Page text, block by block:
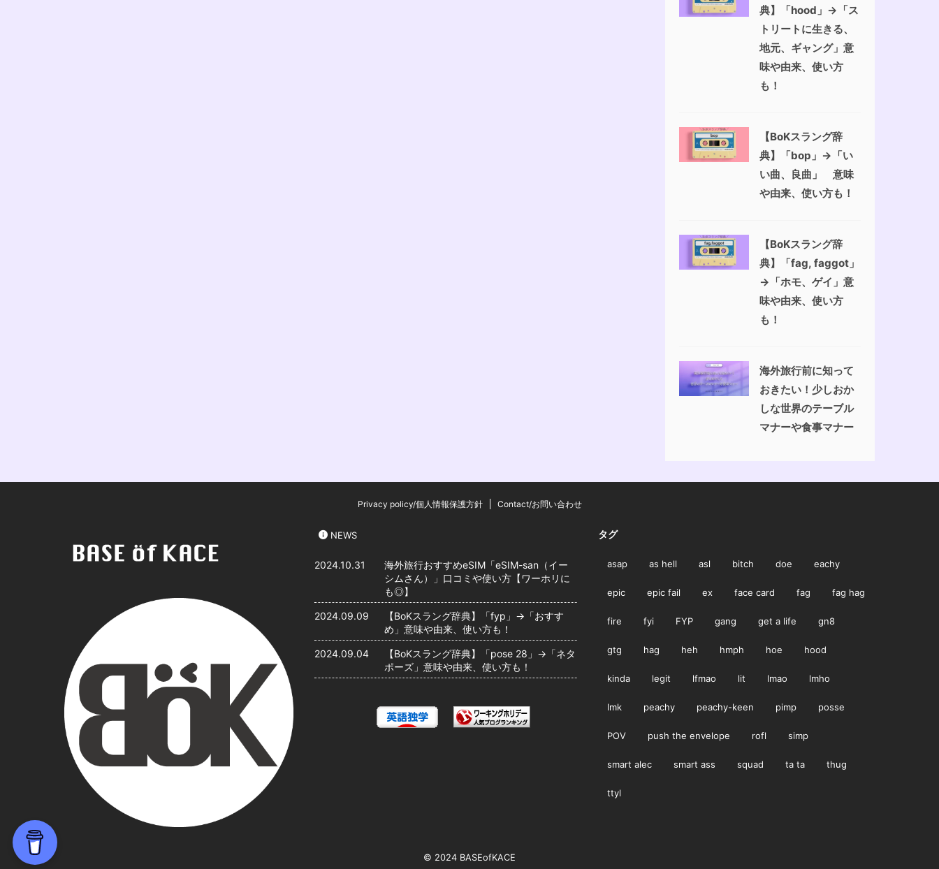
典】「hood」→「ス
トリートに生きる、
地元、ギャング」意
味や由来、使い方
も！
【BoKスラング辞
典】「bop」→「い
い曲、良曲」 意味
や由来、使い方も！
【BoKスラング辞
典】「fag, faggot」
→「ホモ、ゲイ」意
味や由来、使い方
も！
海外旅行前に知って
おきたい！少しおか
しな世界のテーブル
マナーや食事マナー
Privacy policy/個人情報保護方針 Contact/お問い合わせ
NEWS
2024.10.31
海外旅行おすすめeSIM「eSIM-san（イー
シムさん）」口コミや使い方【ワーホリに
も◎】
2024.09.09
【BoKスラング辞典】「fyp」→「おすす
め」意味や由来、使い方も！
2024.09.04
【BoKスラング辞典】「pose 28」→「ネタ
ポーズ」意味や由来、使い方も！
タグ
asap as hell asl bitch doe eachy
epic epic fail ex face card fag fag hag
fire fyi FYP gang get a life gn8
gtg hag heh hmph hoe hood
kinda legit lfmao lit lmao lmho
lmk peachy peachy-keen pimp posse
POV push the envelope rofl simp
smart alec smart ass squad ta ta thug
ttyl
© 2024 BASEofKACE